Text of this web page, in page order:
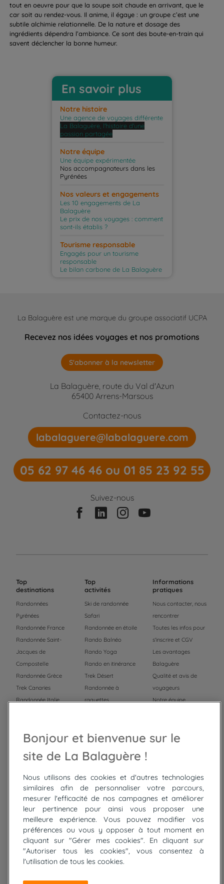
tout en oeuvre pour que la soupe soit chaude en arrivant, que le
car soit au rendez-vous. Il anime, il égaye : un groupe c’est une
subtile alchimie relationnelle. De la nature et dosage des
ingrédients dépendra l’ambiance. Ce sont des boute-en-train qui
savent déclencher la bonne humeur.
En savoir plus
Notre histoire
Une agence de voyages différente
La Balaguère, l'histoire d'une
passion partagée
Notre équipe
Une équipe expérimentée
Nos accompagnateurs dans les
Pyrénées
Nos valeurs et engagements
Les 10 engagements de La
Balaguère
Le prix de nos voyages : comment
sont-ils établis ?
Tourisme responsable
Engagés pour un tourisme
responsable
Le bilan carbone de La Balaguère
La Balaguère est une marque du groupe associatif UCPA
Recevez nos idées voyages et nos promotions
S'abonner à la newsletter
La Balaguère, route du Val d'Azun
65400 Arrens-Marsous
Contactez-nous
labalaguere@labalaguere.com
05 62 97 46 46 ou 01 85 23 92 55
Suivez-nous
Top
destinations
Randonnées
Pyrénées
Randonnée France
Randonnée Saint-
Jacques de
Compostelle
Randonnée Grèce
Trek Canaries
Randonnée Italie
Trek Mauritanie
Top
activités
Ski de randonnée
Safari
Randonnée en étoile
Rando Balnéo
Rando Yoga
Rando en itinérance
Trek Désert
Randonnée à
raquettes
Trek
Informations
pratiques
Nous contacter, nous
rencontrer
Toutes les infos pour
s'inscrire et CGV
Les avantages
Balaguère
Qualité et avis de
voyageurs
Notre équipe
Top
circuits
Tour du lac de Constance à vélo
Cyclades : Amorgos et Naxos
Randonnée aux Bardenas Reales
De Collioure à Cadaquès à pied
Découverte des trésors de Madère
Rando Réunion en douceur
Bonjour et bienvenue sur le
site de La Balaguère !
Nous utilisons des cookies et d'autres technologies
similaires afin de personnaliser votre parcours,
mesurer l'efficacité de nos campagnes et améliorer
leur pertinence pour ainsi vous proposer une
meilleure expérience. Vous pouvez modifier vos
préférences ou vous y opposer à tout moment en
cliquant sur "Gérer mes cookies". En cliquant sur
"Autoriser tous les cookies", vous consentez à
l'utilisation de tous les cookies.